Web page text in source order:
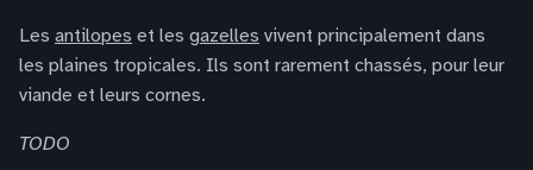
Les antilopes et les gazelles vivent principalement dans
les plaines tropicales. Ils sont rarement chassés, pour leur
viande et leurs cornes.
TODO